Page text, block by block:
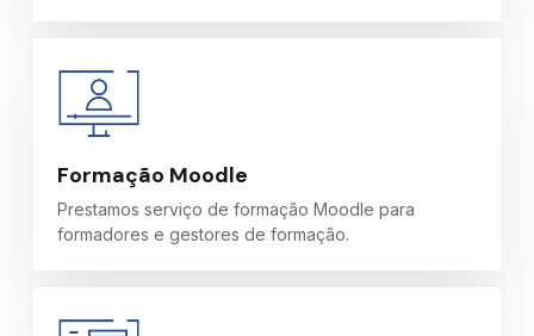
Formação Moodle
Prestamos serviço de formação Moodle para
formadores e gestores de formação.